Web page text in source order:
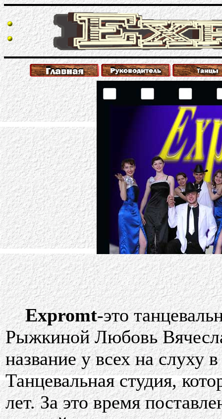
Expromt-это
Рыжкиной Любовь
название у всех на слуху
Танцевальная студия,
лет. За это время